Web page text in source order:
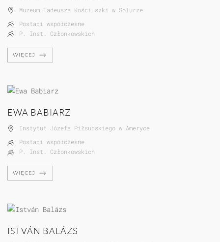
Muzeum Tadeusza Kościuszki w Solurze
Postaci współczesne
P. Inst. Członkowskich
WIĘCEJ
EWA BABIARZ
Instytut Józefa Piłsudskiego w Ameryce
Postaci współczesne
P. Inst. Członkowskich
WIĘCEJ
ISTVÁN BALÁZS